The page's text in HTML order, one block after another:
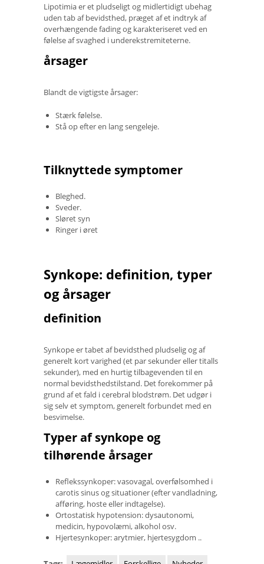
Lipotimia er et pludseligt og midlertidigt ubehag
uden tab af bevidsthed, præget af et indtryk af
overhængende fading og karakteriseret ved en
følelse af svaghed i underekstremiteterne.
årsager
Blandt de vigtigste årsager:
Stærk følelse.
Stå op efter en lang sengeleje.
Tilknyttede symptomer
Bleghed.
Sveder.
Sløret syn
Ringer i øret
Synkope: definition, typer
og årsager
definition
Synkope er tabet af bevidsthed pludselig og af
generelt kort varighed (et par sekunder eller titalls
sekunder), med en hurtig tilbagevenden til en
normal bevidsthedstilstand. Det forekommer på
grund af et fald i cerebral blodstrøm. Det udgør i
sig selv et symptom, generelt forbundet med en
besvimelse.
Typer af synkope og
tilhørende årsager
Reflekssynkoper: vasovagal, overfølsomhed i
carotis sinus og situationer (efter vandladning,
afføring, hoste eller indtagelse).
Ortostatisk hypotension: dysautonomi,
medicin, hypovolæmi, alkohol osv.
Hjertesynkoper: arytmier, hjertesygdom ..